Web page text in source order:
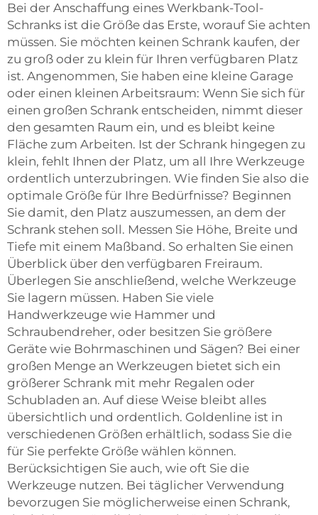
Bei der Anschaffung eines Werkbank-Tool-
Schranks ist die Größe das Erste, worauf Sie achten
müssen. Sie möchten keinen Schrank kaufen, der
zu groß oder zu klein für Ihren verfügbaren Platz
ist. Angenommen, Sie haben eine kleine Garage
oder einen kleinen Arbeitsraum: Wenn Sie sich für
einen großen Schrank entscheiden, nimmt dieser
den gesamten Raum ein, und es bleibt keine
Fläche zum Arbeiten. Ist der Schrank hingegen zu
klein, fehlt Ihnen der Platz, um all Ihre Werkzeuge
ordentlich unterzubringen. Wie finden Sie also die
optimale Größe für Ihre Bedürfnisse? Beginnen
Sie damit, den Platz auszumessen, an dem der
Schrank stehen soll. Messen Sie Höhe, Breite und
Tiefe mit einem Maßband. So erhalten Sie einen
Überblick über den verfügbaren Freiraum.
Überlegen Sie anschließend, welche Werkzeuge
Sie lagern müssen. Haben Sie viele
Handwerkzeuge wie Hammer und
Schraubendreher, oder besitzen Sie größere
Geräte wie Bohrmaschinen und Sägen? Bei einer
großen Menge an Werkzeugen bietet sich ein
größerer Schrank mit mehr Regalen oder
Schubladen an. Auf diese Weise bleibt alles
übersichtlich und ordentlich. Goldenline ist in
verschiedenen Größen erhältlich, sodass Sie die
für Sie perfekte Größe wählen können.
Berücksichtigen Sie auch, wie oft Sie die
Werkzeuge nutzen. Bei täglicher Verwendung
bevorzugen Sie möglicherweise einen Schrank,